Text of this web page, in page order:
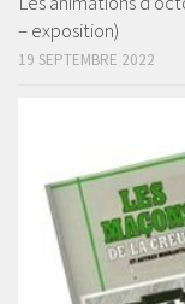
– exposition)
19 SEPTEMBRE 2022